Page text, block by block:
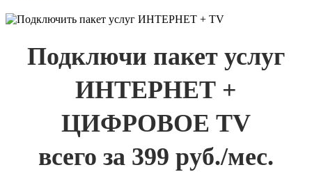
Подключи пакет услуг
ИНТЕРНЕТ +
ЦИФРОВОЕ TV
всего за 399 руб./мес.